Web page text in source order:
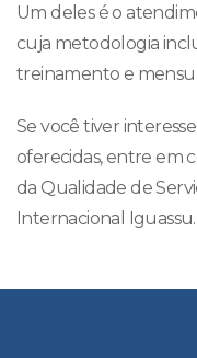
Um deles é o
cuja metodologia
treinamento e
Se você tiver
oferecidas, entre em
da Qualidade de
Internacional